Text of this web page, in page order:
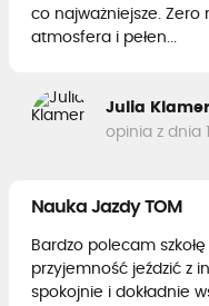
co najważniejsze.
atmosfera i pełen...
Julia Klamer
opinia z dnia
Nauka Jazdy TOM
Bardzo polecam
przyjemność jeździć z
spokojnie i dokładnie